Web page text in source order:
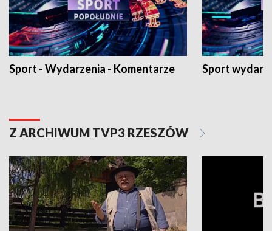
Sport - Wydarzenia - Komentarze Sport
Z ARCHIWUM TVP3 RZESZÓW